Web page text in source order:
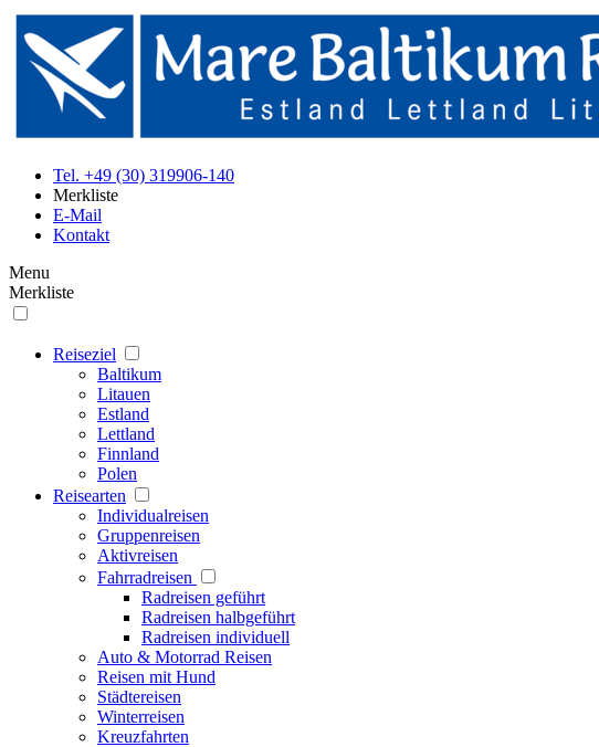
Tel. +49 (30) 319906-140
Merkliste
E-Mail
Kontakt
Menu
Merkliste
Reiseziel
Baltikum
Litauen
Estland
Lettland
Finnland
Polen
Reisearten
Individualreisen
Gruppenreisen
Aktivreisen
Fahrradreisen
Radreisen geführt
Radreisen halbgeführt
Radreisen individuell
Auto & Motorrad Reisen
Reisen mit Hund
Städtereisen
Winterreisen
Kreuzfahrten